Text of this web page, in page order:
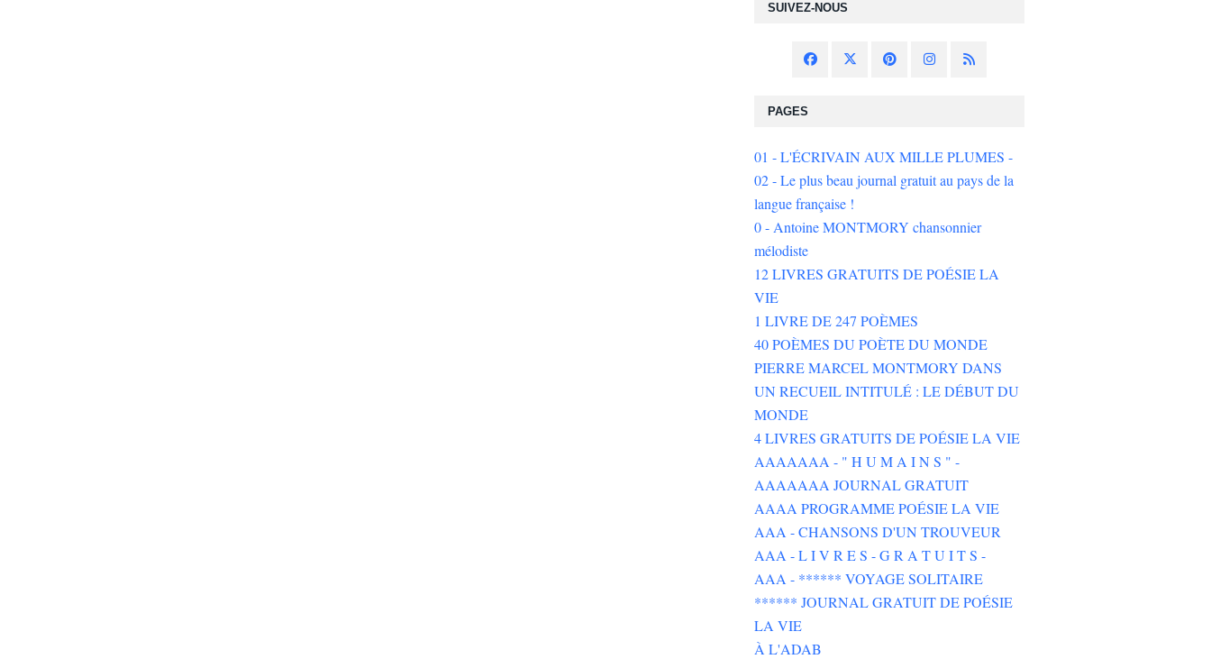
SUIVEZ-NOUS
PAGES
01 - L'ÉCRIVAIN AUX MILLE PLUMES -
02 - Le plus beau journal gratuit au pays de la
langue française !
0 - Antoine MONTMORY chansonnier
mélodiste
12 LIVRES GRATUITS DE POÉSIE LA
VIE
1 LIVRE DE 247 POÈMES
40 POÈMES DU POÈTE DU MONDE
PIERRE MARCEL MONTMORY DANS
UN RECUEIL INTITULÉ : LE DÉBUT DU
MONDE
4 LIVRES GRATUITS DE POÉSIE LA VIE
AAAAAAA - " H U M A I N S " -
AAAAAAA JOURNAL GRATUIT
AAAA PROGRAMME POÉSIE LA VIE
AAA - CHANSONS D'UN TROUVEUR
AAA - L I V R E S - G R A T U I T S -
AAA - ****** VOYAGE SOLITAIRE
****** JOURNAL GRATUIT DE POÉSIE
LA VIE
À L'ADAB